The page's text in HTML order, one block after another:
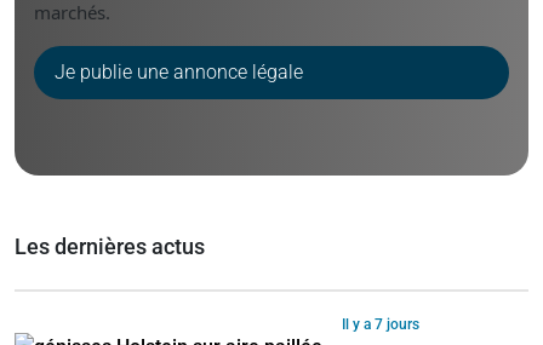
marchés.
Je publie une annonce légale
Les dernières actus
Il y a 7 jours